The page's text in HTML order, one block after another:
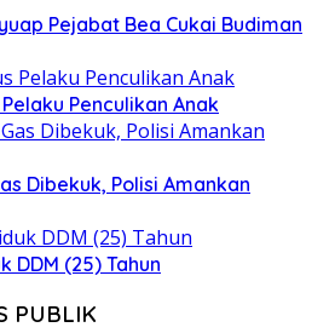
Pejabat Bea Cukai Budiman
Penculikan Anak
Dibekuk, Polisi Amankan
DDM (25) Tahun
PUBLIK